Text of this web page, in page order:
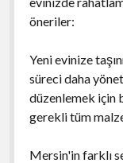
öneriler:
Yeni evinize
süreci daha
düzenlemek için
gerekli tüm
Mersin'in farklı